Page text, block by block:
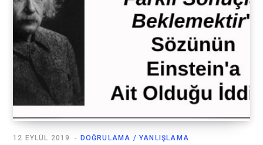
DOĞRULAMA / YANLIŞLAMA
12 EYLÜL 2019